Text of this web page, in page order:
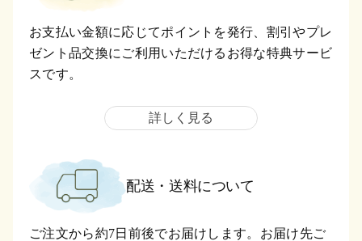
お支払い金額に応じてポイントを発行、割引やプレ
ゼント品交換にご利用いただけるお得な特典サービ
スです。
詳しく見る
配送・送料について
ご注文から約7日前後でお届けします。お届け先ご